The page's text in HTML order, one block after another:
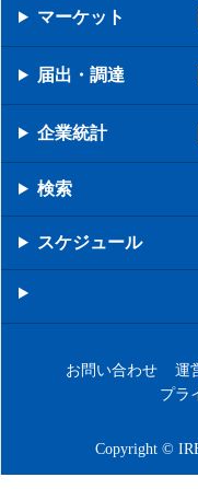
マーケット
届出・調達
企業統計
検索
スケジュール
お問い合わせ 運
プラ
Copyright ©